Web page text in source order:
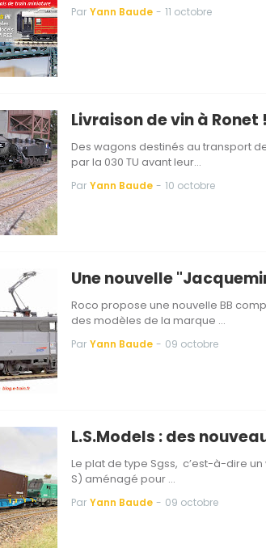
Par Yann Baude - 11 octobre
Livraison de vin à Ronet !
Des wagons destinés au transport
par la 030 TU avant leur…
Par Yann Baude - 10 octobre
Une nouvelle
Roco propose une nouvelle BB
des modèles de la marque …
Par Yann Baude - 09 octobre
L.S.Models : des
Le plat de type Sgss, c’est-à-dire
S) aménagé pour …
Par Yann Baude - 09 octobre